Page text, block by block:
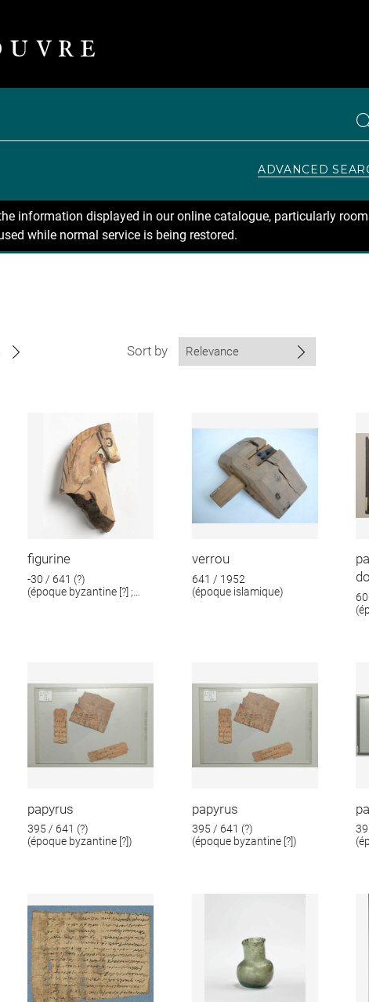
ADVANCED
information displayed in our online catalogue, particularly
while normal service is being restored.
Sort by
figurine
-30 / 641 (?)
(époque byzantine [?] ;
verrou
641 / 1952
(époque islamique)
papyrus
395 / 641 (?)
(époque byzantine [?])
papyrus
395 / 641 (?)
(époque byzantine [?])